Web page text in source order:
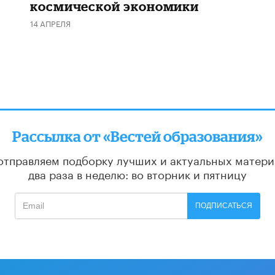
космической экономики
14 АПРЕЛЯ
Рассылка от «Вестей образования»
подборку лучших и актуальных
два раза в неделю: во вторник и пятницу
ПОДПИСАТЬСЯ